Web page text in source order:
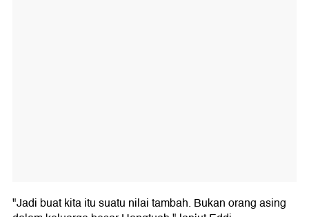
"Jadi buat kita itu suatu nilai tambah. Bukan orang asing